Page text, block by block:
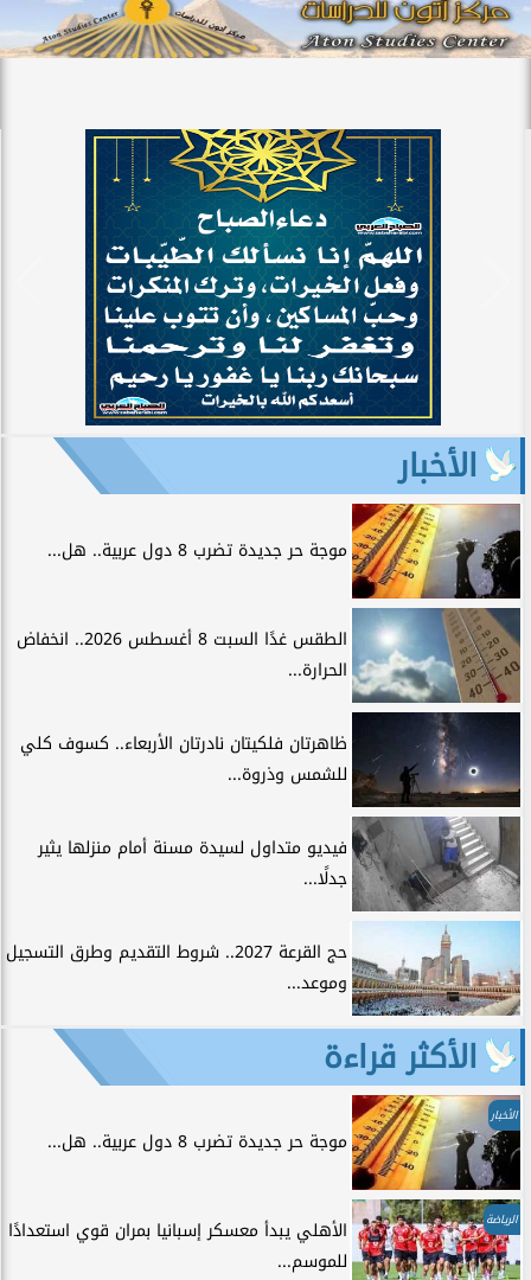
الأخبار
موجة حر جديدة تضرب 8 دول عربية.. هل...
الطقس غدًا السبت 8 أغسطس 2026.. انخفاض
الحرارة...
ظاهرتان فلكيتان نادرتان الأربعاء.. كسوف كلي
للشمس وذروة...
فيديو متداول لسيدة مسنة أمام منزلها يثير
جدلًا...
حج القرعة 2027.. شروط التقديم وطرق التسجيل
وموعد...
الأكثر قراءة
الأخبار
موجة حر جديدة تضرب 8 دول عربية.. هل...
الرياضة
الأهلي يبدأ معسكر إسبانيا بمران قوي استعدادًا
للموسم...